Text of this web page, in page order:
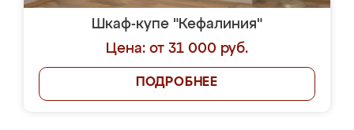
Шкаф-купе "Кефалиния"
Цена: от 31 000 руб.
ПОДРОБНЕЕ